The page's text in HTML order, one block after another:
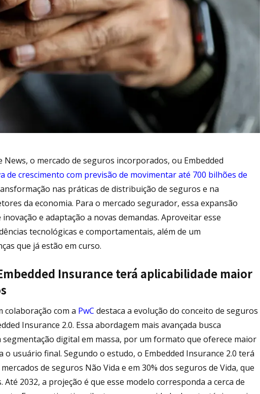
o mercado de seguros incorporados, ou Embedded
de crescimento com previsão de movimentar até 700 bilhões de
nas práticas de distribuição de seguros e na
da economia. Para o mercado segurador, essa expansão
e adaptação a novas demandas. Aproveitar esse
tecnológicas e comportamentais, além de um
que já estão em curso.
Insurance terá aplicabilidade maior
colaboração com a PwC destaca a evolução do conceito de seguros
Insurance 2.0. Essa abordagem mais avançada busca
digital em massa, por um formato que oferece maior
usuário final. Segundo o estudo, o Embedded Insurance 2.0 terá
de seguros Não Vida e em 30% dos seguros de Vida, que
2032, a projeção é que esse modelo corresponda a cerca de